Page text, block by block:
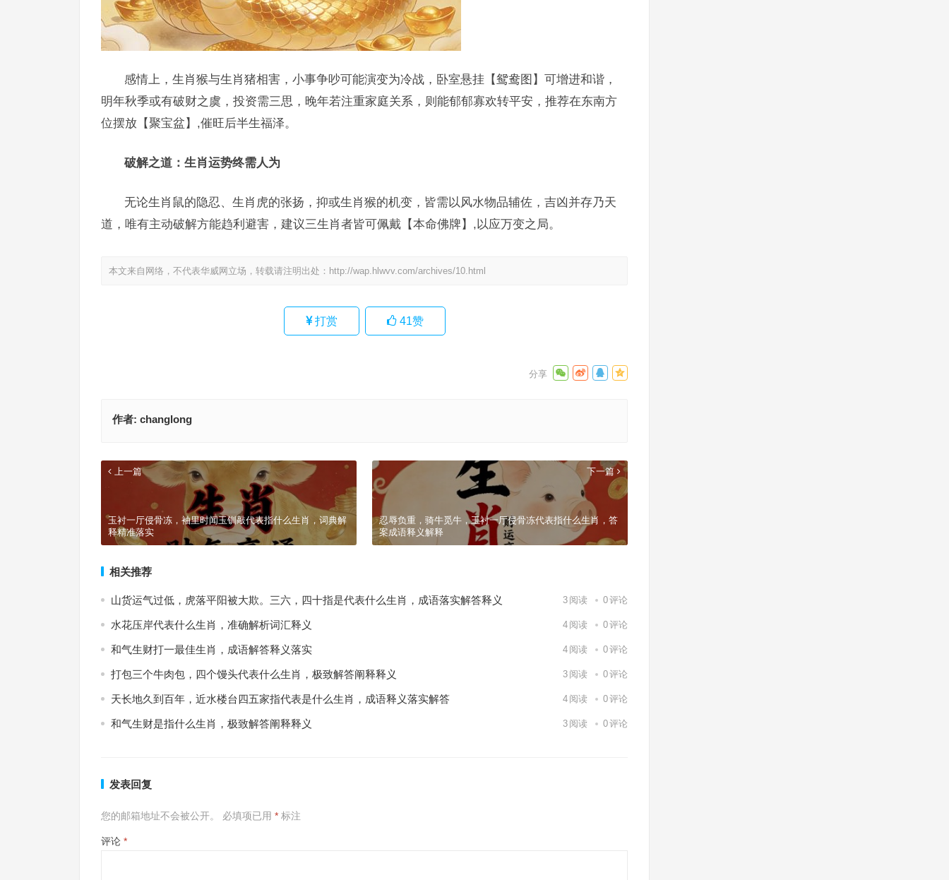
感情上，生肖猴与生肖猪相害，小事争吵可能演变为冷战，卧室悬挂【鸳鸯图】可增进和谐，
明年秋季或有破财之虞，投资需三思，晚年若注重家庭关系，则能郁郁寡欢转平安，推荐在东南方
位摆放【聚宝盆】,催旺后半生福泽。
破解之道：生肖运势终需人为
无论生肖鼠的隐忍、生肖虎的张扬，抑或生肖猴的机变，皆需以风水物品辅佐，吉凶并存乃天
道，唯有主动破解方能趋利避害，建议三生肖者皆可佩戴【本命佛牌】,以应万变之局。
本文来自网络，不代表华威网立场，转载请注明出处： http://wap.hlwvv.com/archives/10.html
打赏 41赞
作者: changlong
上一篇
玉衬一厅侵骨冻，袖里时闻玉钏敲代表指什么生肖，词典解
释精准落实
下一篇
忍辱负重，骑牛觅牛，玉衬一厅侵骨冻代表指什么生肖，答
案成语释义解释
相关推荐
山货运气过低，虎落平阳被大欺。三六，四十指是代表什么生肖，成语落实解答释义 3 阅读 0评论
水花压岸代表什么生肖，准确解析词汇释义 4 阅读 0评论
和气生财打一最佳生肖，成语解答释义落实 4 阅读 0评论
打包三个牛肉包，四个馒头代表什么生肖，极致解答阐释释义 3 阅读 0评论
天长地久到百年，近水楼台四五家指代表是什么生肖，成语释义落实解答 4 阅读 0评论
和气生财是指什么生肖，极致解答阐释释义 3 阅读 0评论
发表回复
您的邮箱地址不会被公开。 必填项已用 * 标注
评论 *